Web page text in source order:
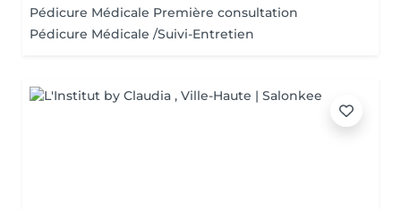
Pédicure Médicale Première consultation
Pédicure Médicale /Suivi-Entretien